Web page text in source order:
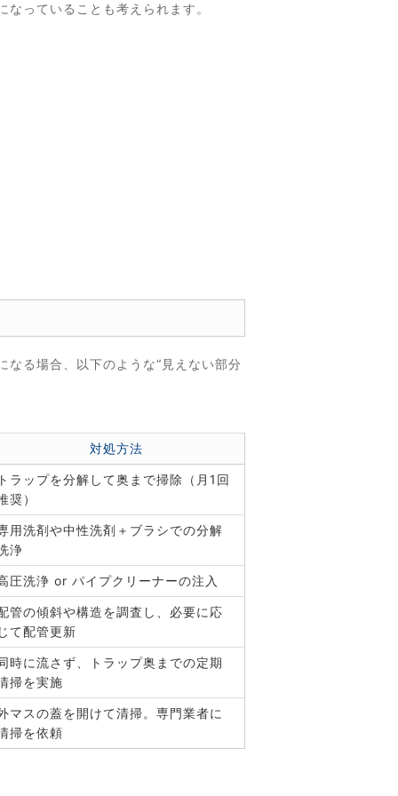
っていることも考えられます。
る場合、以下のような“見えない部分
対処方法
ラップを分解して奥まで掃除（月1回
奨）
用洗剤や中性洗剤＋ブラシでの分解
浄
圧洗浄 or パイプクリーナーの注入
管の傾斜や構造を調査し、必要に応
て配管更新
時に流さず、トラップ奥までの定期
掃を実施
マスの蓋を開けて清掃。専門業者に
掃を依頼